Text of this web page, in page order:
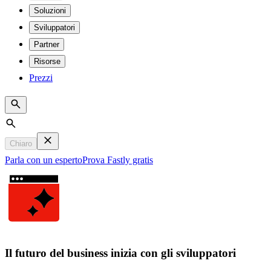
Soluzioni
Sviluppatori
Partner
Risorse
Prezzi
Search
Chiaro
Parla con un espertoProva Fastly gratis
Il futuro del business inizia con gli sviluppatori